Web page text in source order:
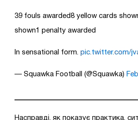
39 fouls awarded8 yellow cards
shown1 penalty awarded
In sensational form. pic.twitter.com/
— Squawka Football (@Squawka)
Насправді, як показує практика,